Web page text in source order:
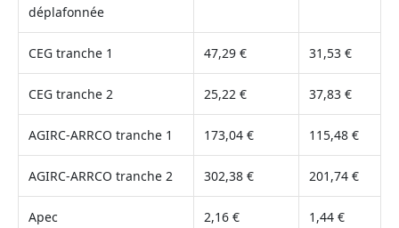
déplafonnée
CEG tranche 1 47,29 € 31,53 €
CEG tranche 2 25,22 € 37,83 €
AGIRC-ARRCO tranche 1 173,04 € 115,48 €
AGIRC-ARRCO tranche 2 302,38 € 201,74 €
Apec 2,16 € 1,44 €